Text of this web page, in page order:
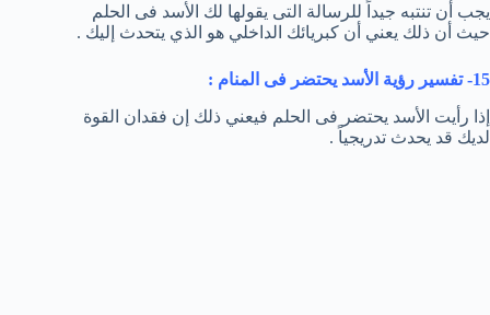
يجب أن تنتبه جيداً للرسالة التى يقولها لك الأسد فى الحلم
حيث أن ذلك يعني أن كبريائك الداخلي هو الذي يتحدث إليك .
15- تفسير رؤية الأسد يحتضر فى المنام :
إذا رأيت الأسد يحتضر فى الحلم فيعني ذلك إن فقدان القوة
لديك قد يحدث تدريجياً .